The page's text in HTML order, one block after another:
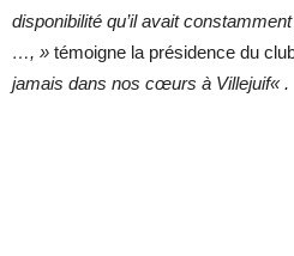
disponibilité qu’il avait
…, » témoigne la présidence du
jamais dans nos cœurs à Villejuif«.